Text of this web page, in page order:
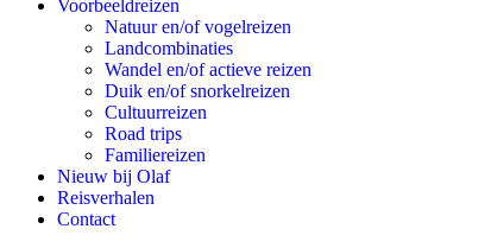
Voorbeeldreizen
Natuur en/of vogelreizen
Landcombinaties
Wandel en/of actieve reizen
Duik en/of snorkelreizen
Cultuurreizen
Road trips
Familiereizen
Nieuw bij Olaf
Reisverhalen
Contact